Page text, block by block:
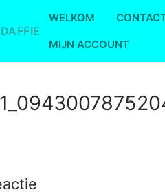
WELKOM
MIJN ACCOUNT